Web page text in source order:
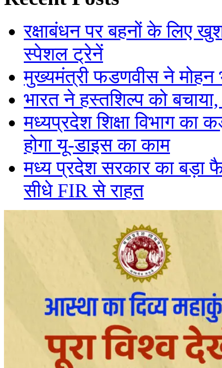
रक्षाबंधन पर बहनों के लिए
स्पेशल ट्रेनें
मुख्यमंत्री फडणवीस ने मोहन
भारत ने हस्तशिल्प को
मध्यप्रदेश शिक्षा विभाग
होगा यू-डाइस का काम
मध्य प्रदेश सरकार का बड़ा
सीधे FIR से राहत